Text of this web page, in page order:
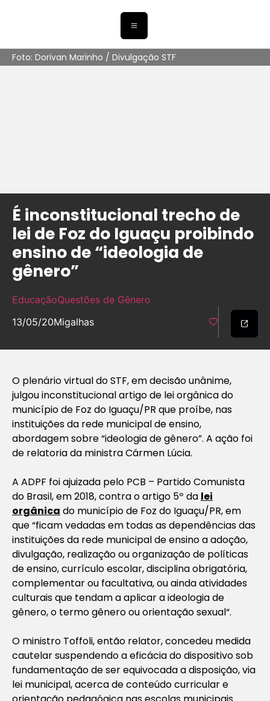
Foto: Dorivan Marinho / Divulgação STF
É inconstitucional trecho de
lei de Foz do Iguaçu proibindo
ensino de “ideologia de
gênero”
EducaçãoQuestões de Gênero
13/05/20Migalhas
O plenário virtual do STF, em decisão unânime,
julgou inconstitucional artigo de lei orgânica do
município de Foz do Iguaçu/PR que proíbe, nas
instituições da rede municipal de ensino,
abordagem sobre “ideologia de gênero”. A ação foi
de relatoria da ministra Cármen Lúcia.
A ADPF foi ajuizada pelo PCB – Partido Comunista
do Brasil, em 2018, contra o artigo 5º da lei
orgânica do município de Foz do Iguaçu/PR, em
que “ficam vedadas em todas as dependências das
instituições da rede municipal de ensino a adoção,
divulgação, realização ou organização de políticas
de ensino, currículo escolar, disciplina obrigatória,
complementar ou facultativa, ou ainda atividades
culturais que tendam a aplicar a ideologia de
gênero, o termo gênero ou orientação sexual“.
O ministro Toffoli, então relator, concedeu medida
cautelar suspendendo a eficácia do dispositivo sob
fundamentação de ser equivocada a disposição, via
lei municipal, acerca de conteúdo curricular e